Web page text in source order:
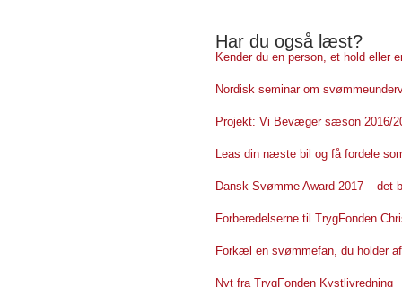
Har du også læst?
Kender du en person, et hold eller
Nordisk seminar om
Projekt: Vi Bevæger sæson 2016/
Leas din næste bil og få fordele
Dansk Svømme Award 2017 – det
Forberedelserne til TrygFonden
Forkæl en svømmefan, du holder af
Nyt fra TrygFonden Kystlivredning